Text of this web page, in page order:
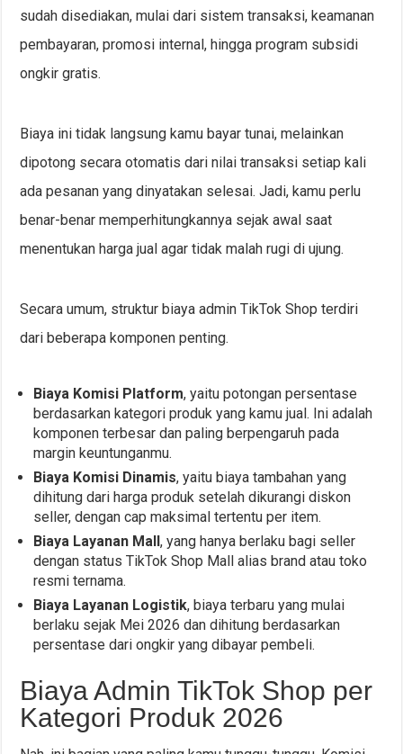
sudah disediakan, mulai dari sistem transaksi, keamanan
pembayaran, promosi internal, hingga program subsidi
ongkir gratis.
Biaya ini tidak langsung kamu bayar tunai, melainkan
dipotong secara otomatis dari nilai transaksi setiap kali
ada pesanan yang dinyatakan selesai. Jadi, kamu perlu
benar-benar memperhitungkannya sejak awal saat
menentukan harga jual agar tidak malah rugi di ujung.
Secara umum, struktur biaya admin TikTok Shop terdiri
dari beberapa komponen penting.
Biaya Komisi Platform, yaitu potongan persentase
berdasarkan kategori produk yang kamu jual. Ini adalah
komponen terbesar dan paling berpengaruh pada
margin keuntunganmu.
Biaya Komisi Dinamis, yaitu biaya tambahan yang
dihitung dari harga produk setelah dikurangi diskon
seller, dengan cap maksimal tertentu per item.
Biaya Layanan Mall, yang hanya berlaku bagi seller
dengan status TikTok Shop Mall alias brand atau toko
resmi ternama.
Biaya Layanan Logistik, biaya terbaru yang mulai
berlaku sejak Mei 2026 dan dihitung berdasarkan
persentase dari ongkir yang dibayar pembeli.
Biaya Admin TikTok Shop per
Kategori Produk 2026